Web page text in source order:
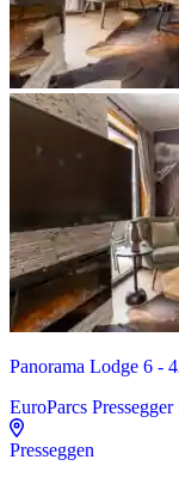
Panorama Lodge 6 -
EuroParcs Pressegger
Presseggen